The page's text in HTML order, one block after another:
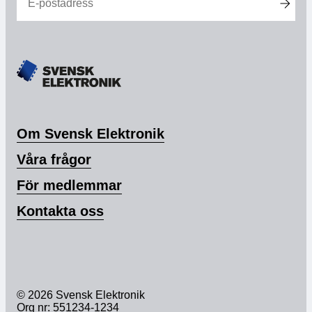
Om Svensk Elektronik
Våra frågor
För medlemmar
Kontakta oss
© 2026 Svensk Elektronik
Org nr: 551234-1234